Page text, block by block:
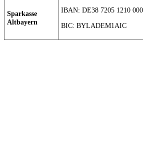
Sparkasse
Altbayern
IBAN: DE38 7205 1210
BIC: BYLADEM1AIC